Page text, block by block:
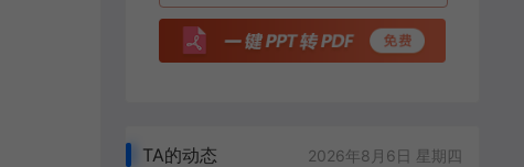
TA的动态 2026年8月6日 星期四